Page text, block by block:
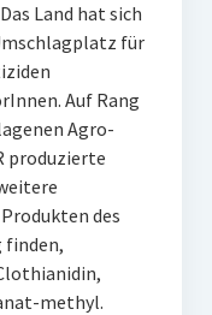
Land hat sich
für
Auf Rang
Agro-
produzierte
des
finden,
methyl.